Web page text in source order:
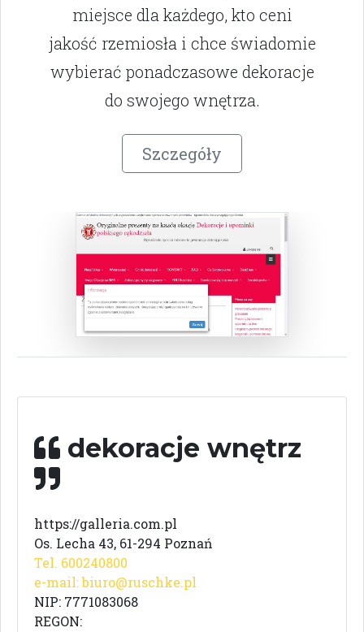
miejsce dla każdego, kto ceni
jakość rzemiosła i chce świadomie
wybierać ponadczasowe dekoracje
do swojego wnętrza.
Szczegóły
dekoracje wnętrz
https://galleria.com.pl
Os. Lecha 43, 61-294 Poznań
Tel. 600240800
e-mail:biuro@ruschke.pl
NIP: 7771083068
REGON: